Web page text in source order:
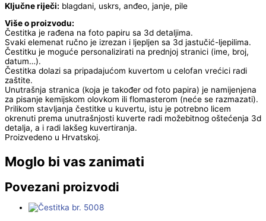
Ključne riječi: blagdani, uskrs, anđeo, janje, pile
Više o proizvodu:
Čestitka je rađena na foto papiru sa 3d detaljima.
Svaki elemenat ručno je izrezan i ljepljen sa 3d jastučić-ljepilima.
Čestitku je moguće personalizirati na prednjoj stranici (ime, broj,
datum…).
Čestitka dolazi sa pripadajućom kuvertom u celofan vrećici radi
zaštite.
Unutrašnja stranica (koja je također od foto papira) je namijenjena
za pisanje kemijskom olovkom ili flomasterom (neće se razmazati).
Prilikom stavljanja čestitke u kuvertu, istu je potrebno licem
okrenuti prema unutrašnjosti kuverte radi možebitnog oštećenja 3d
detalja, a i radi lakšeg kuvertiranja.
Proizvedeno u Hrvatskoj.
Moglo bi vas zanimati
Povezani proizvodi